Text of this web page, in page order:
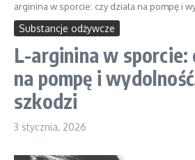
arginina w sporcie: czy działa na pompę i
Substancje odżywcze
L-arginina w sporcie:
na pompę i
szkodzi
3 stycznia, 2026